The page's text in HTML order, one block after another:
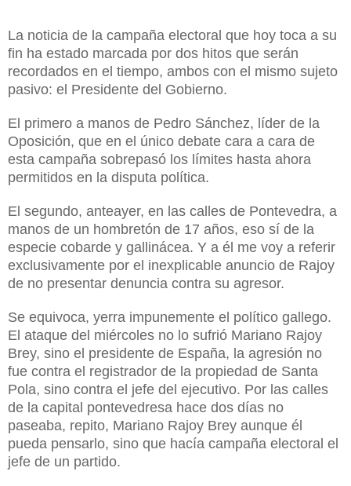
La noticia de la campaña electoral que hoy toca a su
fin ha estado marcada por dos hitos que serán
recordados en el tiempo, ambos con el mismo sujeto
pasivo: el Presidente del Gobierno.
El primero a manos de Pedro Sánchez, líder de la
Oposición, que en el único debate cara a cara de
esta campaña sobrepasó los límites hasta ahora
permitidos en la disputa política.
El segundo, anteayer, en las calles de Pontevedra, a
manos de un hombretón de 17 años, eso sí de la
especie cobarde y gallinácea. Y a él me voy a referir
exclusivamente por el inexplicable anuncio de Rajoy
de no presentar denuncia contra su agresor.
Se equivoca, yerra impunemente el político gallego.
El ataque del miércoles no lo sufrió Mariano Rajoy
Brey, sino el presidente de España, la agresión no
fue contra el registrador de la propiedad de Santa
Pola, sino contra el jefe del ejecutivo. Por las calles
de la capital pontevedresa hace dos días no
paseaba, repito, Mariano Rajoy Brey aunque él
pueda pensarlo, sino que hacía campaña electoral el
jefe de un partido.